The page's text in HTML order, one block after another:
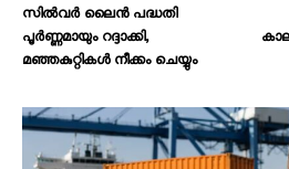
സിൽവർ ലൈൻ പദ്ധതി
പൂർണ്ണമായും റദ്ദാക്കി,
മഞ്ഞകുറ്റികൾ നീക്കം ചെയ്യും